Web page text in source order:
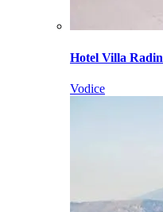
Hotel Villa Radin
Vodice